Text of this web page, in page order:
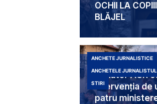
OCHII LA
BLĂJEL
Senator AUR
intervenția de
patru
ANCHETE JURNALISTICE
ANCHETELE
STIRI